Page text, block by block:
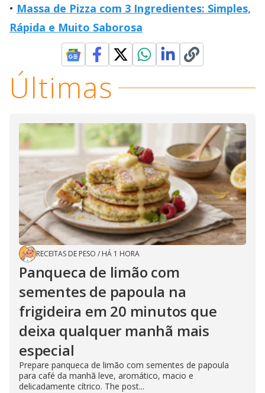
Massa de Pizza com 3 Ingredientes: Simples,
Rápida e Muito Saborosa
Últimas
RECEITAS DE PESO / HÁ 1 HORA
Panqueca de limão com
sementes de papoula na
frigideira em 20 minutos que
deixa qualquer manhã mais
especial
Prepare panqueca de limão com sementes de papoula
para café da manhã leve, aromático, macio e
delicadamente cítrico. The post...